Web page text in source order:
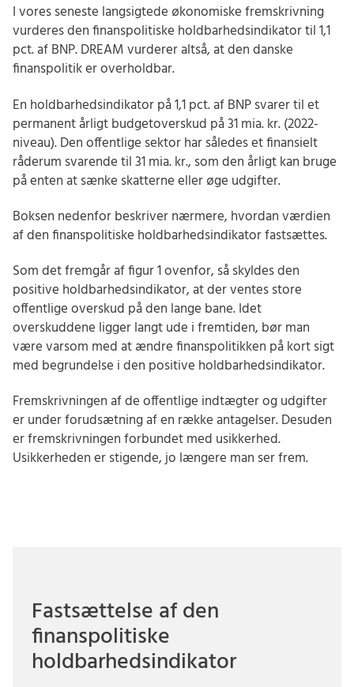
I vores seneste langsigtede økonomiske fremskrivning
vurderes den finanspolitiske holdbarhedsindikator til 1,1
pct. af BNP. DREAM vurderer altså, at den danske
finanspolitik er overholdbar.
En holdbarhedsindikator på 1,1 pct. af BNP svarer til et
permanent årligt budgetoverskud på 31 mia. kr. (2022-
niveau). Den offentlige sektor har således et finansielt
råderum svarende til 31 mia. kr., som den årligt kan bruge
på enten at sænke skatterne eller øge udgifter.
Boksen nedenfor beskriver nærmere, hvordan værdien
af den finanspolitiske holdbarhedsindikator fastsættes.
Som det fremgår af figur 1 ovenfor, så skyldes den
positive holdbarhedsindikator, at der ventes store
offentlige overskud på den lange bane. Idet
overskuddene ligger langt ude i fremtiden, bør man
være varsom med at ændre finanspolitikken på kort sigt
med begrundelse i den positive holdbarhedsindikator.
Fremskrivningen af de offentlige indtægter og udgifter
er under forudsætning af en række antagelser. Desuden
er fremskrivningen forbundet med usikkerhed.
Usikkerheden er stigende, jo længere man ser frem.
Fastsættelse af den
finanspolitiske
holdbarhedsindikator